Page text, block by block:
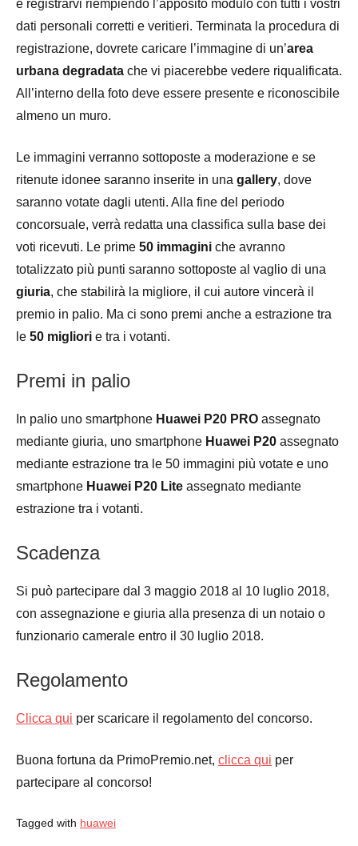
e registrarvi riempiendo l’apposito modulo con tutti i vostri
dati personali corretti e veritieri. Terminata la procedura di
registrazione, dovrete caricare l’immagine di un’area
urbana degradata che vi piacerebbe vedere riqualificata.
All’interno della foto deve essere presente e riconoscibile
almeno un muro.
Le immagini verranno sottoposte a moderazione e se
ritenute idonee saranno inserite in una gallery, dove
saranno votate dagli utenti. Alla fine del periodo
concorsuale, verrà redatta una classifica sulla base dei
voti ricevuti. Le prime 50 immagini che avranno
totalizzato più punti saranno sottoposte al vaglio di una
giuria, che stabilirà la migliore, il cui autore vincerà il
premio in palio. Ma ci sono premi anche a estrazione tra
le 50 migliori e tra i votanti.
Premi in palio
In palio uno smartphone Huawei P20 PRO assegnato
mediante giuria, uno smartphone Huawei P20 assegnato
mediante estrazione tra le 50 immagini più votate e uno
smartphone Huawei P20 Lite assegnato mediante
estrazione tra i votanti.
Scadenza
Si può partecipare dal 3 maggio 2018 al 10 luglio 2018,
con assegnazione e giuria alla presenza di un notaio o
funzionario camerale entro il 30 luglio 2018.
Regolamento
Clicca qui per scaricare il regolamento del concorso.
Buona fortuna da PrimoPremio.net, clicca qui per
partecipare al concorso!
Tagged with huawei